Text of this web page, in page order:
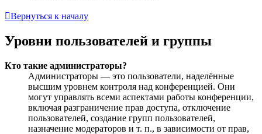
Вернуться к началу
Уровни пользователей и группы
Кто такие администраторы?
Администраторы — это пользователи, наделённые
высшим уровнем контроля над конференцией. Они
могут управлять всеми аспектами работы конференции,
включая разграничение прав доступа, отключение
пользователей, создание групп пользователей,
назначение модераторов и т. п., в зависимости от прав,